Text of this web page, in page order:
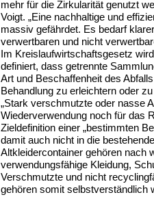
mehr für die Zirkularität genutzt
Voigt. „Eine nachhaltige und
massiv gefährdet. Es bedarf
verwertbaren und nicht
Im Kreislaufwirtschaftsgesetz
definiert, dass getrennte
Art und Beschaffenheit des
Behandlung zu erleichtern oder
„Stark verschmutzte oder nasse
Wiederverwendung noch für das
Zieldefinition einer „bestimmten
damit auch nicht in die
Altkleidercontainer gehören nach
verwendungsfähige Kleidung,
Verschmutzte und nicht
gehören somit selbstverständlich